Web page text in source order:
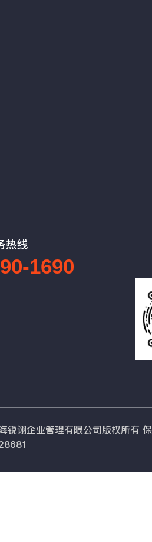
热线
1690
诩企业管理有限公司版权所有